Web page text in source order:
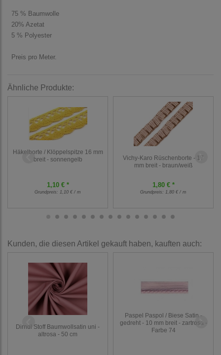
75 % Baumwolle
20% Azetat
5 % Polyester
Preis pro Meter.
Ähnliche Produkte:
Häkelborte / Klöppelspitze 16 mm
breit - sonnengelb
1,10 € *
Grundpreis: 1,10 € / m
Vichy-Karo Rüschenborte - 17
mm breit - braun/weiß
1,80 € *
Grundpreis: 1,80 € / m
Kunden, die diesen Artikel gekauft haben, kauften auch:
Dirndl Stoff Baumwollsatin uni -
altrosa - 50 cm
Paspel Paspol / Biese Satin -
gedreht - 10 mm breit - zartrosa -
Farbe 74